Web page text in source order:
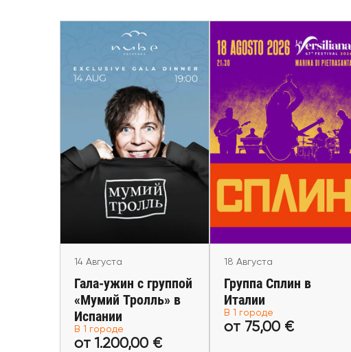
14 Августа
Гала-ужин с группой
«Мумий Тролль» в
Испании
Málaga
от 1.200,00 €
Купить билеты
14 Августа
Гала-ужин с группой
«Мумий Тролль» в
Испании
В 1 городе
от 1.200,00 €
18 Августа
Группа Сплин в Италии
Marina di Pietrasanta
от 75,00 €
Купить билеты
18 Августа
Группа Сплин в
Италии
В 1 городе
от 75,00 €